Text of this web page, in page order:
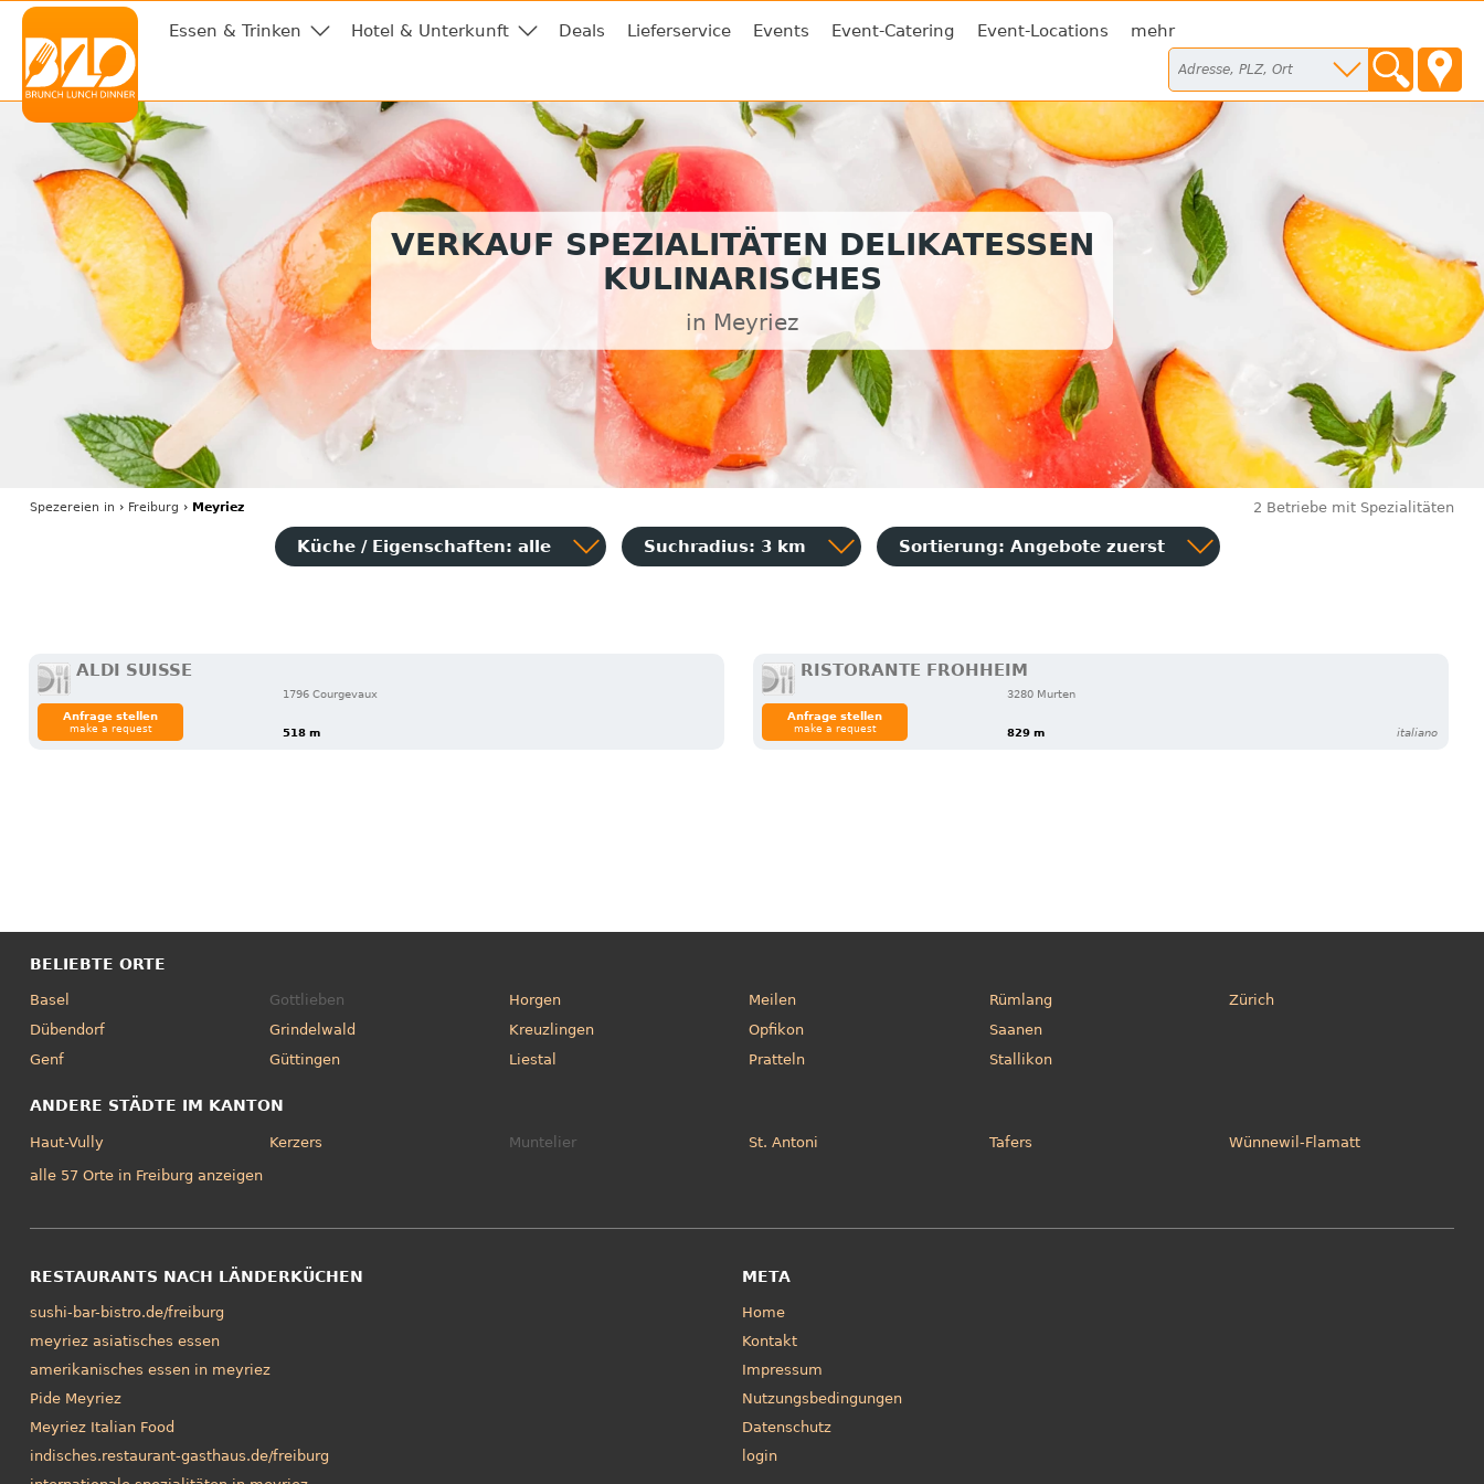
Essen & Trinken Hotel & Unterkunft Deals Lieferservice Events Event-Catering Event-Locations mehr
VERKAUF SPEZIALITÄTEN DELIKATESSEN
KULINARISCHES
in Meyriez
Spezereien in › Freiburg › Meyriez 2 Betriebe mit Spezialitäten
Küche / Eigenschaften: alle Suchradius: 3 km Sortierung: Angebote zuerst
ALDI SUISSE
1796 Courgevaux
518 m
Anfrage stellen
make a request
RISTORANTE FROHHEIM
3280 Murten
829 m italiano
Anfrage stellen
make a request
BELIEBTE ORTE
Basel
Dübendorf
Genf
Gottlieben
Grindelwald
Güttingen
Horgen
Kreuzlingen
Liestal
Meilen
Opfikon
Pratteln
Rümlang
Saanen
Stallikon
Zürich
ANDERE STÄDTE IM KANTON
Haut-Vully Kerzers Muntelier St. Antoni Tafers Wünnewil-Flamatt
alle 57 Orte in Freiburg anzeigen
RESTAURANTS NACH LÄNDERKÜCHEN
sushi-bar-bistro.de/freiburg
meyriez asiatisches essen
amerikanisches essen in meyriez
Pide Meyriez
Meyriez Italian Food
indisches.restaurant-gasthaus.de/freiburg
META
Home
Kontakt
Impressum
Nutzungsbedingungen
Datenschutz
login